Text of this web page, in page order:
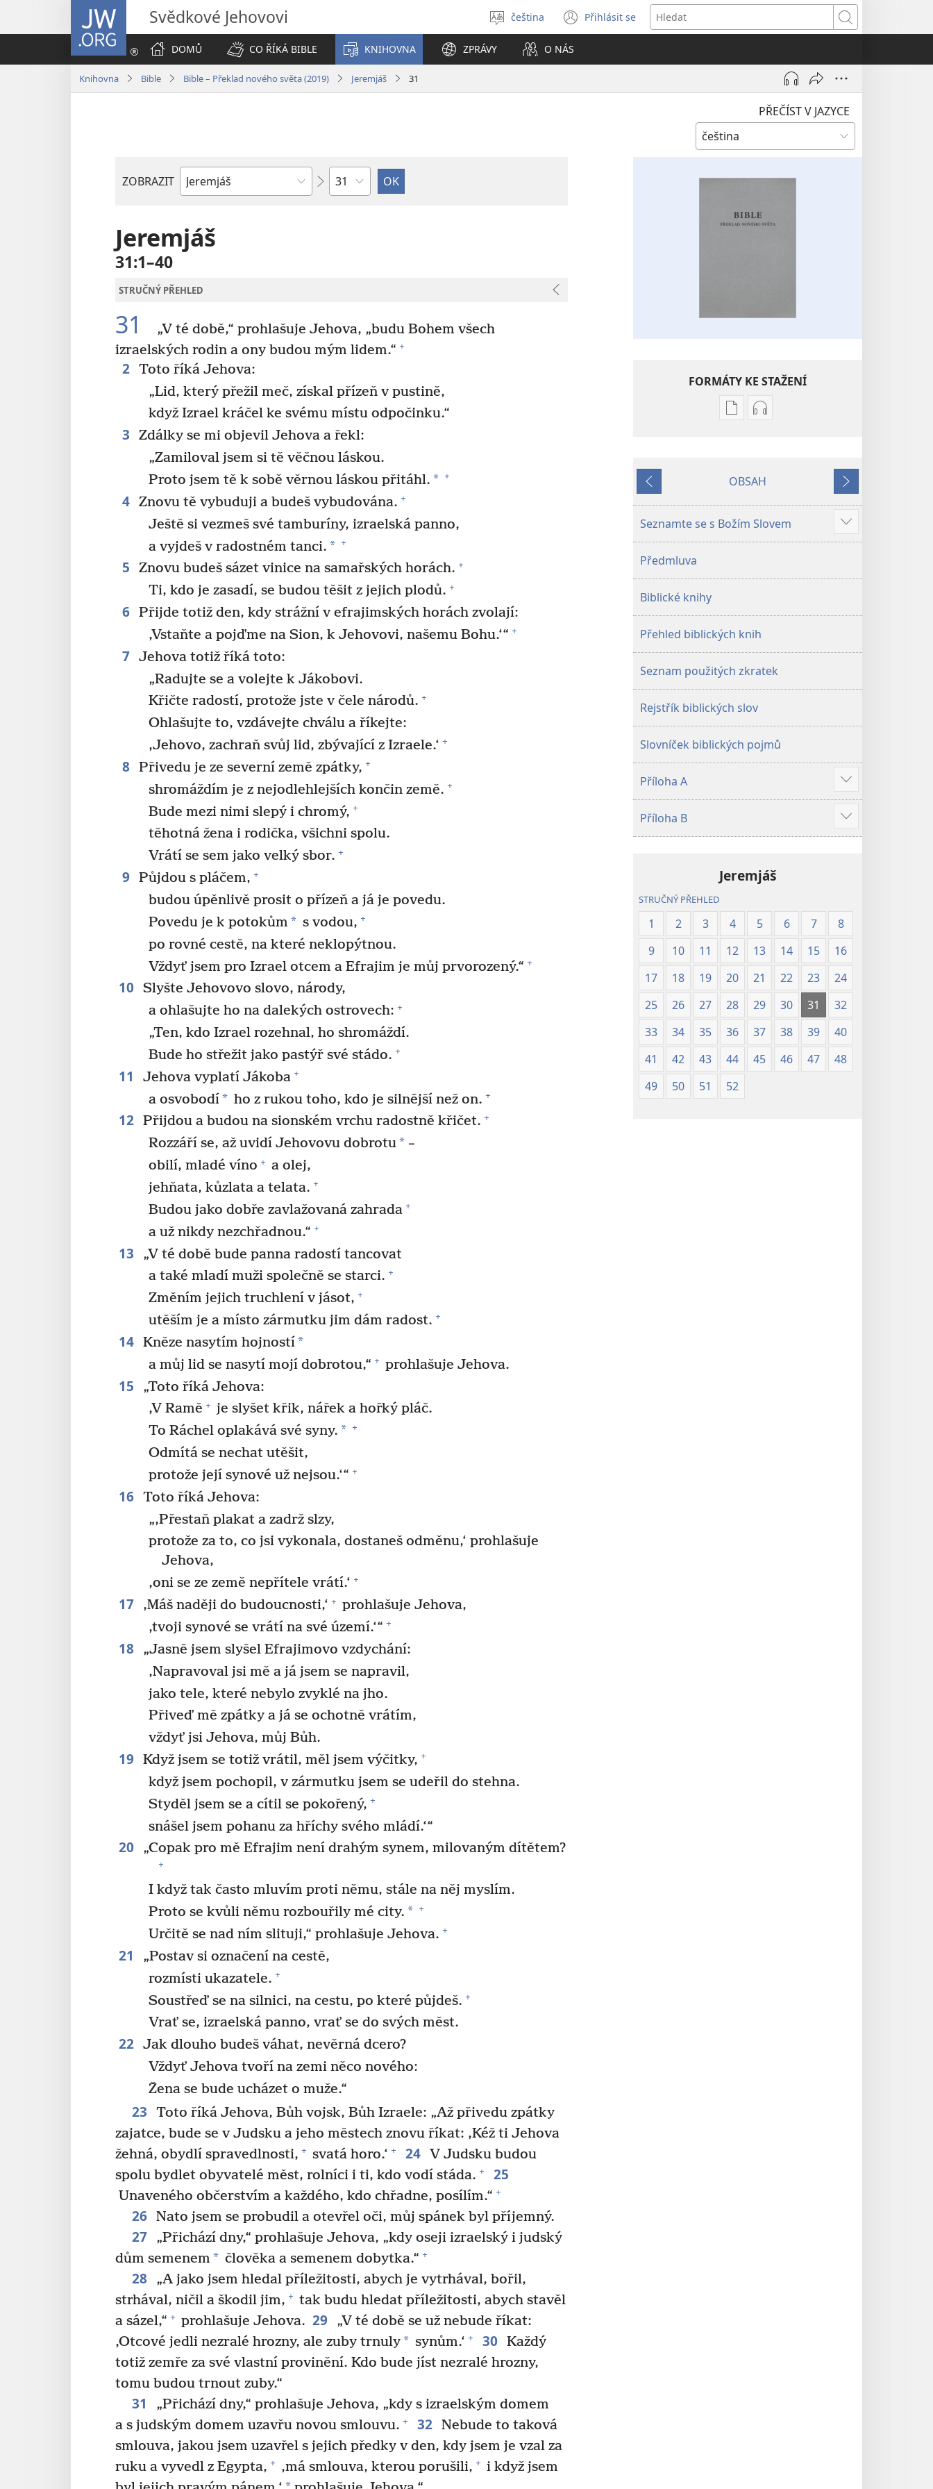
JW.ORG Svědkové Jehovovi
Vybrat
jazyk
čeština Přihlásit se
(otevřeno
nové
Hledat
DOMŮ
CO ŘÍKÁ BIBLE KNIHOVNA ZPRÁVY O NÁS
Knihovna Bible Bible – Překlad nového světa (2019) Jeremjáš 31
PŘEČÍST V JAZYCE
ZOBRAZIT
Biblická
Kapitola
Jeremjáš
31:1–40
STRUČNÝ PŘEHLED
31
„V té době,“ prohlašuje Jehova, „budu Bohem všech
izraelských rodin a ony budou mým lidem.“ +
2 Toto říká Jehova:
„Lid, který přežil meč, získal přízeň v pustině,
když Izrael kráčel ke svému místu odpočinku.“
3
Zdálky se mi objevil Jehova a řekl:
„Zamiloval jsem si tě věčnou láskou.
Proto jsem tě k sobě věrnou láskou přitáhl. * +
4 Znovu tě vybuduji a budeš vybudována. +
Ještě si vezmeš své tamburíny, izraelská panno,
a vyjdeš v radostném tanci. * +
5 Znovu budeš sázet vinice na samařských horách. +
Ti, kdo je zasadí, se budou těšit z jejich plodů. +
6 Přijde totiž den, kdy strážní v efrajimských horách zvolají:
‚Vstaňte a pojďme na Sion, k Jehovovi, našemu Bohu.‘“ +
7 Jehova totiž říká toto:
„Radujte se a volejte k Jákobovi.
Křičte radostí, protože jste v čele národů. +
Ohlašujte to, vzdávejte chválu a říkejte:
‚Jehovo, zachraň svůj lid, zbývající z Izraele.‘ +
8 Přivedu je ze severní země zpátky, +
shromáždím je z nejodlehlejších končin země. +
Bude mezi nimi slepý i chromý, +
těhotná žena i rodička, všichni spolu.
Vrátí se sem jako velký sbor. +
9 Půjdou s pláčem, +
budou úpěnlivě prosit o přízeň a já je povedu.
Povedu je k potokům * s vodou, +
po rovné cestě, na které neklopýtnou.
Vždyť jsem pro Izrael otcem a Efrajim je můj prvorozený.“ +
10 Slyšte Jehovovo slovo, národy,
a ohlašujte ho na dalekých ostrovech: +
„Ten, kdo Izrael rozehnal, ho shromáždí.
Bude ho střežit jako pastýř své stádo. +
11 Jehova vyplatí Jákoba +
a osvobodí* ho z rukou toho, kdo je silnější než on. +
12 Přijdou a budou na sionském vrchu radostně křičet. +
Rozzáří se, až uvidí Jehovovu dobrotu* –
obilí, mladé víno + a olej,
jehňata, kůzlata a telata. +
Budou jako dobře zavlažovaná zahrada +
a už nikdy nezchřadnou.“ +
13
„V té době bude panna radostí tancovat
a také mladí muži společně se starci. +
Změním jejich truchlení v jásot, +
utěším je a místo zármutku jim dám radost. +
14 Kněze nasytím hojností*
a můj lid se nasytí mojí dobrotou,“ + prohlašuje Jehova.
15
„Toto říká Jehova:
‚V Ramě + je slyšet křik, nářek a hořký pláč.
To Ráchel oplakává své syny. * +
Odmítá se nechat utěšit,
protože její synové už nejsou.‘“ +
16 Toto říká Jehova:
„‚Přestaň plakat a zadrž slzy,
protože za to, co jsi vykonala, dostaneš odměnu,‘ prohlašuje
Jehova,
‚oni se ze země nepřítele vrátí.‘ +
17 ‚Máš naději do budoucnosti,‘ + prohlašuje Jehova,
‚tvoji synové se vrátí na své území.‘“ +
18
„Jasně jsem slyšel Efrajimovo vzdychání:
‚Napravoval jsi mě a já jsem se napravil,
jako tele, které nebylo zvyklé na jho.
Přiveď mě zpátky a já se ochotně vrátím,
vždyť jsi Jehova, můj Bůh.
19 Když jsem se totiž vrátil, měl jsem výčitky, +
když jsem pochopil, v zármutku jsem se udeřil do stehna.
Styděl jsem se a cítil se pokořený, +
snášel jsem pohanu za hříchy svého mládí.‘“
20 „Copak pro mě Efrajim není drahým synem, milovaným dítětem?
+
I když tak často mluvím proti němu, stále na něj myslím.
Proto se kvůli němu rozbouřily mé city. * +
Určitě se nad ním slituji,“ prohlašuje Jehova. +
21
„Postav si označení na cestě,
rozmísti ukazatele. +
Soustřeď se na silnici, na cestu, po které půjdeš. +
Vrať se, izraelská panno, vrať se do svých měst.
22 Jak dlouho budeš váhat, nevěrná dcero?
Vždyť Jehova tvoří na zemi něco nového:
Žena se bude ucházet o muže.“
23
Toto říká Jehova, Bůh vojsk, Bůh Izraele: „Až přivedu zpátky
zajatce, bude se v Judsku a jeho městech znovu říkat: ‚Kéž ti Jehova
žehná, obydlí spravedlnosti, + svatá horo.‘ + 24 V Judsku budou
spolu bydlet obyvatelé měst, rolníci i ti, kdo vodí stáda. + 25
Unaveného občerstvím a každého, kdo chřadne, posílím.“ +
26 Nato jsem se probudil a otevřel oči, můj spánek byl příjemný.
27
„Přichází dny,“ prohlašuje Jehova, „kdy oseji izraelský i judský
dům semenem * člověka a semenem dobytka.“ +
28
„A jako jsem hledal příležitosti, abych je vytrhával, bořil,
strhával, ničil a škodil jim, + tak budu hledat příležitosti, abych stavěl
a sázel,“ + prohlašuje Jehova. 29
„V té době se už nebude říkat:
‚Otcové jedli nezralé hrozny, ale zuby trnuly* synům.‘ + 30 Každý
totiž zemře za své vlastní provinění. Kdo bude jíst nezralé hrozny,
tomu budou trnout zuby.“
31
„Přichází dny,“ prohlašuje Jehova, „kdy s izraelským domem
a s judským domem uzavřu novou smlouvu. + 32 Nebude to taková
smlouva, jakou jsem uzavřel s jejich předky v den, kdy jsem je vzal za
ruku a vyvedl z Egypta, + ‚má smlouva, kterou porušili, + i když jsem
FORMÁTY KE STAŽENÍ
Formáty
Bible –
nového
světa
Formáty
Bible –
nového
světa
Předchozí
OBSAH
Další
Seznamte se s Božím Slovem
Ukázat
více
Předmluva
Biblické knihy
Přehled biblických knih
Seznam použitých zkratek
Rejstřík biblických slov
Slovníček biblických pojmů
Příloha A
Ukázat
více
Příloha B
Ukázat
více
Jeremjáš
STRUČNÝ PŘEHLED
1 2 3 4 5 6 7
8
9
10 11 12 13 14 15
16
17
18 19 20 21 22 23
24
25
26 27 28 29 30 31
32
33
34 35 36 37 38 39
40
41
42 43 44 45 46 47
48
49
50 51 52